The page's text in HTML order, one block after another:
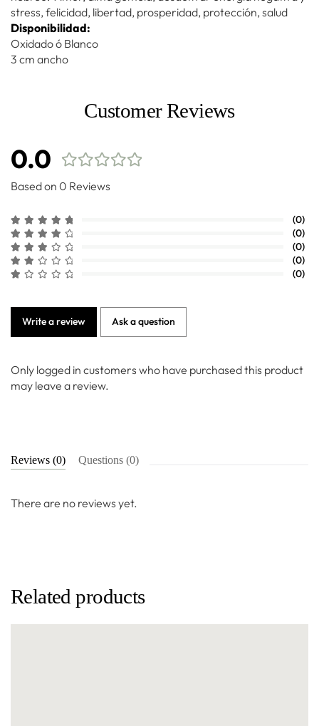
stress, felicidad, libertad, prosperidad, protección, salud
Disponibilidad:
Oxidado ó Blanco
3 cm ancho
Customer Reviews
0.0
Based on 0 Reviews
(0)
(0)
(0)
(0)
(0)
Write a review Ask a question
Only logged in customers who have purchased this product
may leave a review.
Reviews (0) Questions (0)
There are no reviews yet.
Related products